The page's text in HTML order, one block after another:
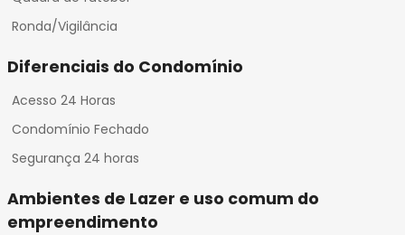
Ronda/Vigilância
Diferenciais do Condomínio
Acesso 24 Horas
Condomínio Fechado
Segurança 24 horas
Ambientes de Lazer e uso comum do
empreendimento